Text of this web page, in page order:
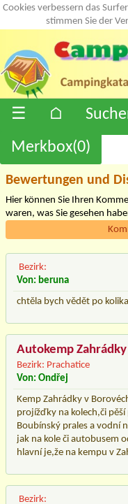
Cookies verbessern das
stimmen Sie der
☰ ⌂
Merkbox(0)
Bewertungen und
Hier können Sie Ihren
waren, was Sie gesehen
Bezirk:
Von: beruna
chtěla bych vědět po
Autokemp Zahrádky
Bezirk: Prachatice
Von: Ondřej
Kemp Zahrádky v
projížďky na kolech,či
Boubínský prales a vodní
jak na kole či autobusem
hlavní je,že na kempu v
Bezirk: